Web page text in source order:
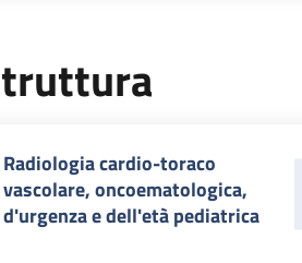
Radiologia cardio-toraco
vascolare, oncoematologica,
d'urgenza e dell'età pediatrica